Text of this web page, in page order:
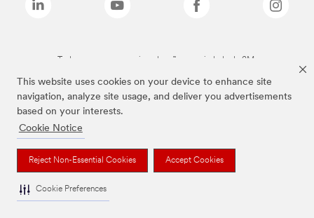
This website uses cookies on your device to enhance site
navigation, analyze site usage, and deliver you advertisements
based on your interests.
Cookie Notice
Reject Non-Essential Cookies Accept Cookies
Cookie Preferences
Todas as marcas mencionadas são propriedade da 3M.